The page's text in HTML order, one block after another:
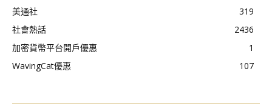
美通社
319
社會熱話
2436
加密貨幣平台開戶優惠
1
WavingCat優惠
107